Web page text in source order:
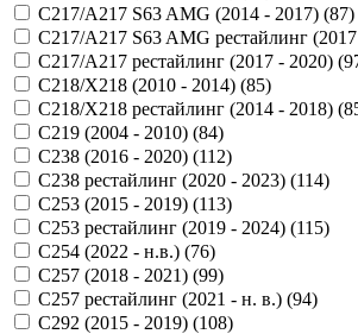
C217/A217 S63 AMG (2014 - 2017) (87)
C217/A217 S63 AMG рестайлинг
C217/A217 рестайлинг (2017 - 2020) (
C218/X218 (2010 - 2014) (85)
C218/X218 рестайлинг (2014 - 2018) (
C219 (2004 - 2010) (84)
C238 (2016 - 2020) (112)
C238 рестайлинг (2020 - 2023) (114)
C253 (2015 - 2019) (113)
C253 рестайлинг (2019 - 2024) (115)
C254 (2022 - н.в.) (76)
C257 (2018 - 2021) (99)
C257 рестайлинг (2021 - н. в.) (94)
C292 (2015 - 2019) (108)